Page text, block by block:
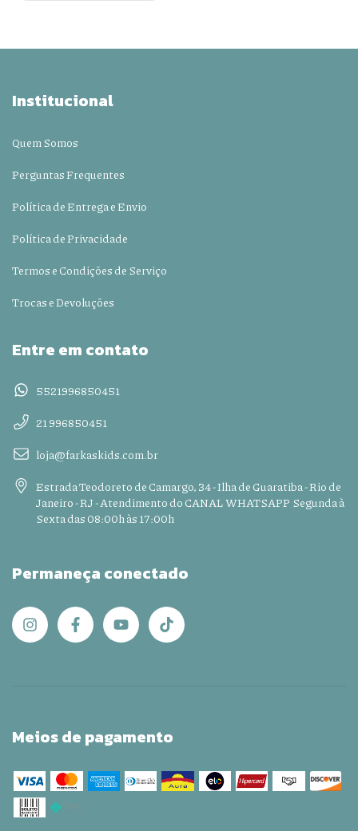
Institucional
Quem Somos
Perguntas Frequentes
Política de Entrega e Envio
Política de Privacidade
Termos e Condições de Serviço
Trocas e Devoluções
Entre em contato
5521996850451
21 996850451
loja@farkaskids.com.br
Estrada Teodoreto de Camargo, 34 - Ilha de Guaratiba - Rio de
Janeiro - RJ - Atendimento do CANAL WHATSAPP Segunda à
Sexta das 08:00h às 17:00h
Permaneça conectado
Meios de pagamento